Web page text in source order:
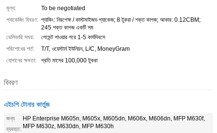
মূল্য:
To be negotiated
প্যাকেজিং বিবরণ: প্যাকিং: নিরপেক্ষ / কাস্টমাইজড প্যাকেজ; 8 টুকরা / শক্ত কাগজ; আকার: 0.12CBM;
245 শক্ত কাগজ একটি সম
ডেলিভারি সময়:
পেমেন্ট পাওয়ার পরে 1-5 কার্যদিবসে
পরিশোধের শর্ত:
T/T, ওয়েস্টার্ন ইউনিয়ন, L/C, MoneyGram
যোগানের ক্ষমতা:
প্রতি মাসের 100,000 টুকরা
বিবরণ
এইচপি টোনার কার্তুজ
জন্য
ব্যবহৃত:
HP Enterprise M605n, M605x, M605dn, M606x, M606dn, MFP M630f,
MFP M630z, M630dn, MFP M630h